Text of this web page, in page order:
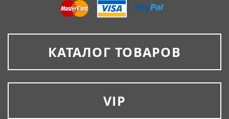
КАТАЛОГ ТОВАРОВ
VIP